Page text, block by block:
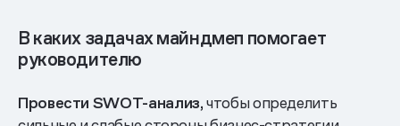
В каких задачах майндмеп помогает
руководителю
Провести SWOT-анализ,чтобы определить